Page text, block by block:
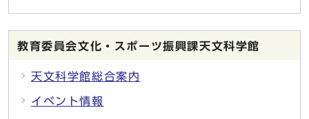
教育委員会文化・スポーツ振興課天文科学館
天文科学館総合案内
イベント情報